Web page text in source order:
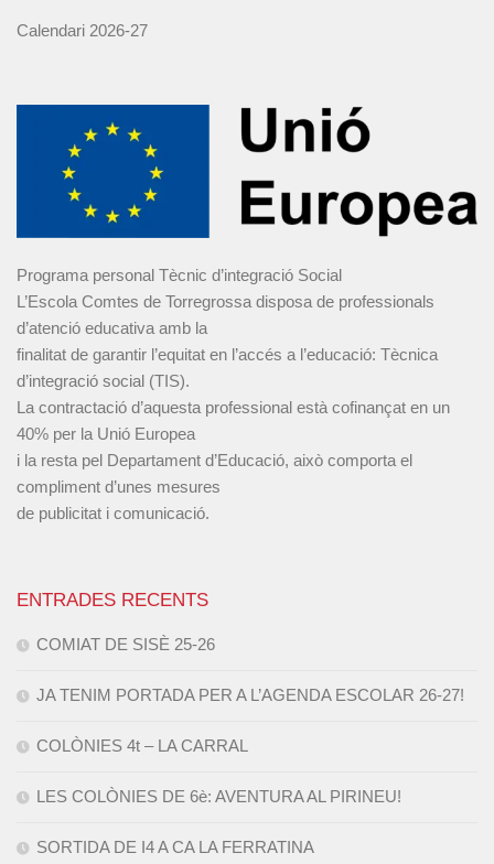
Calendari 2026-27
Programa personal Tècnic d’integració Social
L’Escola Comtes de Torregrossa disposa de professionals
d’atenció educativa amb la
finalitat de garantir l’equitat en l’accés a l’educació: Tècnica
d’integració social (TIS).
La contractació d’aquesta professional està cofinançat en un
40% per la Unió Europea
i la resta pel Departament d’Educació, això comporta el
compliment d’unes mesures
de publicitat i comunicació.
ENTRADES RECENTS
COMIAT DE SISÈ 25-26
JA TENIM PORTADA PER A L’AGENDA ESCOLAR 26-27!
COLÒNIES 4t – LA CARRAL
LES COLÒNIES DE 6è: AVENTURA AL PIRINEU!
SORTIDA DE I4 A CA LA FERRATINA